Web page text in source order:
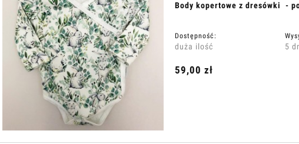
Body kopertowe z dresówki -
Dostępność:
duża ilość 5
59,00 zł